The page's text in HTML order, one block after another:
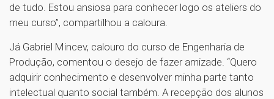
de tudo. Estou ansiosa para conhecer logo os ateliers do
meu curso”, compartilhou a caloura.
Já Gabriel Mincev, calouro do curso de Engenharia de
Produção, comentou o desejo de fazer amizade. “Quero
adquirir conhecimento e desenvolver minha parte tanto
intelectual quanto social também. A recepção dos alunos